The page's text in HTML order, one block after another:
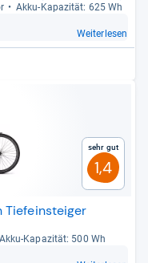
Akku-​Kapa­zi­tät: 625 Wh
Weiterlesen
Sehr gut
1,4
Tiefeinsteiger
Akku-​Kapa­zi­tät: 500 Wh